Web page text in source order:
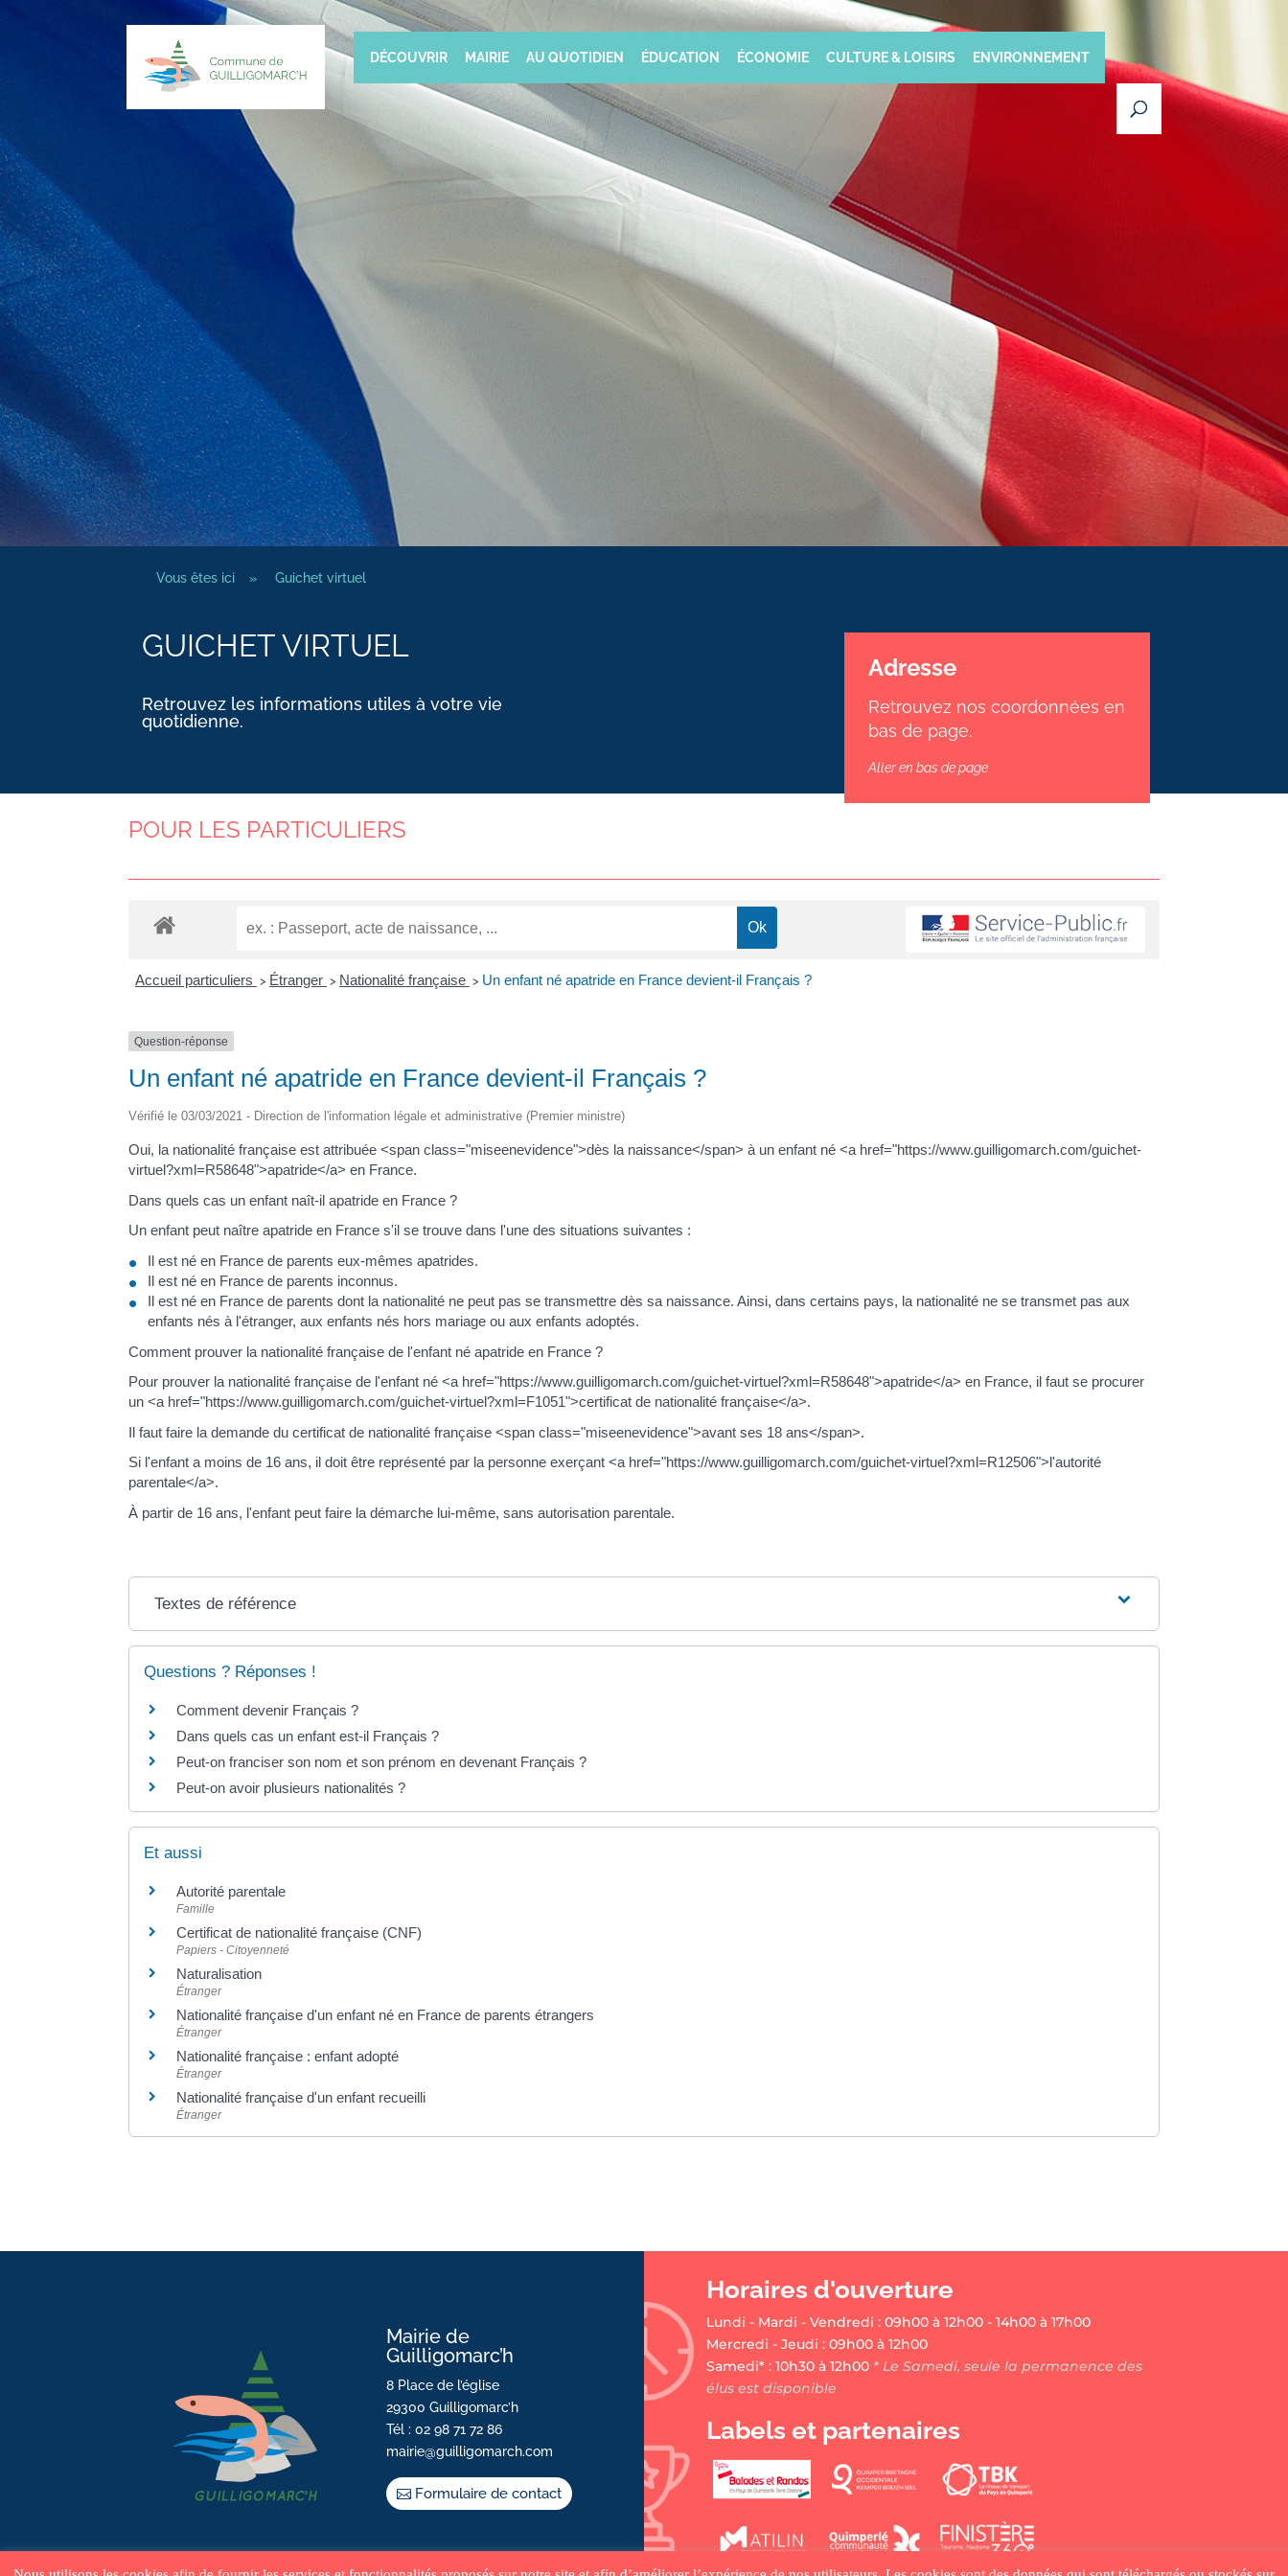
DÉCOUVRIR MAIRIE AU QUOTIDIEN ÉDUCATION ÉCONOMIE CULTURE & LOISIRS ENVIRONNEMENT
Vous êtes ici » Guichet virtuel
GUICHET VIRTUEL
Retrouvez les informations utiles à votre vie
quotidienne.
Adresse
Retrouvez nos coordonnées en
bas de page.
Aller en bas de page
POUR LES PARTICULIERS
Accueil particuliers > Étranger > Nationalité française > Un enfant né apatride en France devient-il Français ?
Question-réponse
Un enfant né apatride en France devient-il Français ?
Vérifié le 03/03/2021 - Direction de l'information légale et administrative (Premier ministre)
Oui, la nationalité française est attribuée <span class="miseenevidence">dès la naissance</span> à un enfant né <a href="https://www.guilligomarch.com/guichet-
virtuel?xml=R58648">apatride</a> en France.
Dans quels cas un enfant naît-il apatride en France ?
Un enfant peut naître apatride en France s'il se trouve dans l'une des situations suivantes :
Il est né en France de parents eux-mêmes apatrides.
Il est né en France de parents inconnus.
Il est né en France de parents dont la nationalité ne peut pas se transmettre dès sa naissance. Ainsi, dans certains pays, la nationalité ne se transmet pas aux
enfants nés à l'étranger, aux enfants nés hors mariage ou aux enfants adoptés.
Comment prouver la nationalité française de l'enfant né apatride en France ?
Pour prouver la nationalité française de l'enfant né <a href="https://www.guilligomarch.com/guichet-virtuel?xml=R58648">apatride</a> en France, il faut se procurer
un <a href="https://www.guilligomarch.com/guichet-virtuel?xml=F1051">certificat de nationalité française</a>.
Il faut faire la demande du certificat de nationalité française <span class="miseenevidence">avant ses 18 ans</span>.
Si l'enfant a moins de 16 ans, il doit être représenté par la personne exerçant <a href="https://www.guilligomarch.com/guichet-virtuel?xml=R12506">l'autorité
parentale</a>.
À partir de 16 ans, l'enfant peut faire la démarche lui-même, sans autorisation parentale.
Textes de référence
Questions ? Réponses !
Comment devenir Français ?
Dans quels cas un enfant est-il Français ?
Peut-on franciser son nom et son prénom en devenant Français ?
Peut-on avoir plusieurs nationalités ?
Et aussi
Autorité parentale
Famille
Certificat de nationalité française (CNF)
Papiers - Citoyenneté
Naturalisation
Étranger
Nationalité française d'un enfant né en France de parents étrangers
Étranger
Nationalité française : enfant adopté
Étranger
Nationalité française d'un enfant recueilli
Étranger
Mairie de
Guilligomarc’h
8 Place de l’église
29300 Guilligomarc’h
Tél : 02 98 71 72 86
mairie@guilligomarch.com
Formulaire de contact
Horaires d'ouverture
Lundi - Mardi - Vendredi : 09h00 à 12h00 - 14h00 à 17h00
Mercredi - Jeudi : 09h00 à 12h00
Samedi* : 10h30 à 12h00* Le Samedi, seule la permanence des
élus est disponible
Labels et partenaires